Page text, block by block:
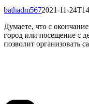
bathadm5672021-11-
Думаете, что с
город или посещение с
позволит организовать